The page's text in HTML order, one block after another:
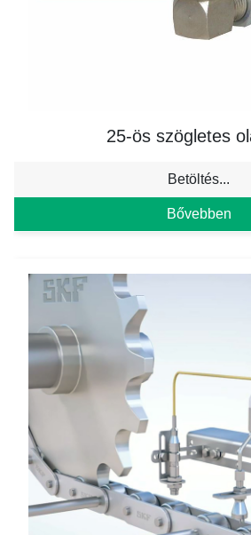
25-ös szögletes
Betöltés...
Bővebben